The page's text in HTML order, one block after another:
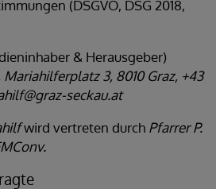
(DSGVO, DSG 2018,
& Herausgeber)
3, 8010 Graz, +43
seckau.at
wird vertreten durch Pfarrer P.